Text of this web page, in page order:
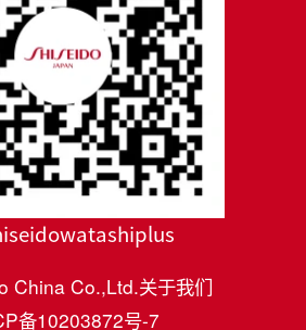
China Co.,Ltd.关于我们
备10203872号-7